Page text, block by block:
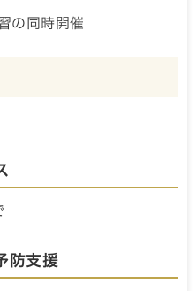
の同時開催
防支援